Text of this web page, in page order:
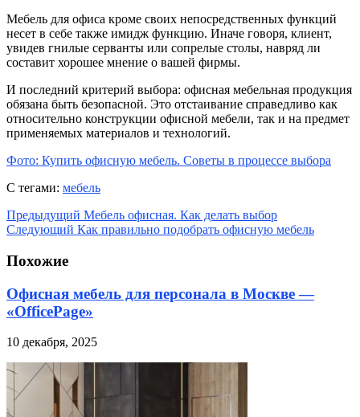
Мебель для офиса кроме своих непосредственных функций
несет в себе также имидж функцию. Иначе говоря, клиент,
увидев гнилые серванты или сопрелые столы, навряд ли
составит хорошее мнение о вашей фирмы.
И последний критерий выбора: офисная мебельная продукция
обязана быть безопасной. Это отстаивание справедливо как
относительно конструкции офисной мебели, так и на предмет
применяемых материалов и технологий.
Фото: Купить офисную мебель. Советы в процессе выбора
С тегами: мебель
Предыдущий Мебель офисная. Как делать выбор
Следующий Как правильно подобрать офисную мебель
Похожие
Офисная мебель для персонала в Москве —
«OfficePage»
10 декабря, 2025